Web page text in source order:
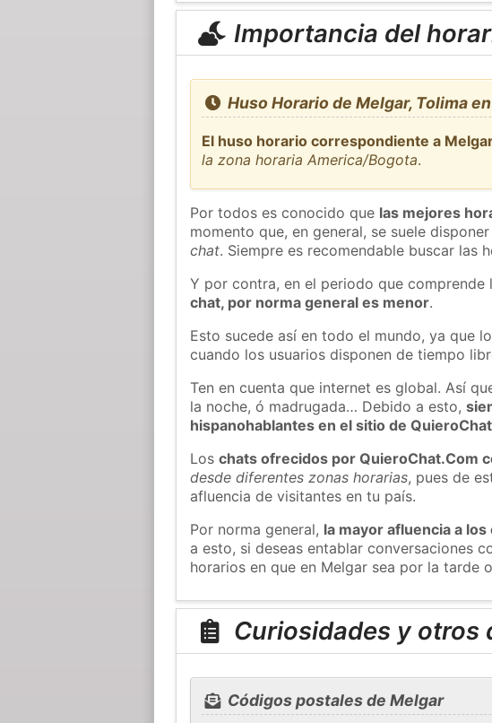
Importancia del
Huso Horario de Melgar, Tolima
El huso horario correspondiente a
la zona horaria America/Bogota.
Por todos es conocido que las mejores
momento que, en general, se suele
chat. Siempre es recomendable buscar las
Y por contra, en el periodo que
chat, por norma general es menor.
Esto sucede así en todo el mundo, ya que
cuando los usuarios disponen de tiempo
Ten en cuenta que internet es global. Así
la noche, ó madrugada… Debido a esto,
hispanohablantes en el sitio de
Loschats ofrecidos por QuieroChat.Com
desde diferentes zonas horarias, pues de
afluencia de visitantes en tu país.
Por norma general, la mayor afluencia a
a esto, si deseas entablar conversaciones
horarios en que en Melgar sea por la tarde
Curiosidades y otros
Códigos postales de Melgar